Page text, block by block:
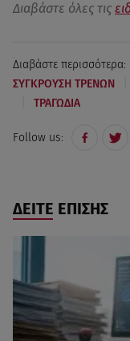
Διαβάστε όλες τις
Διαβάστε περισσότερα:
ΣΥΓΚΡΟΥΣΗ ΤΡΕΝΩΝ
ΤΡΑΓΩΔΙΑ
Follow us:
ΔΕΙΤΕ ΕΠΙΣΗΣ